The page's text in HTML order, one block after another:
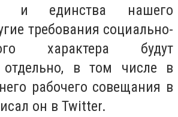
и единства нашего
требования социально-
характера будут
отдельно, в том числе в
рабочего совещания в
он в Twitter.